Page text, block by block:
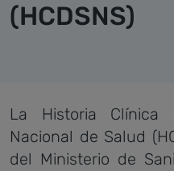
(HCDSNS)
La Historia
Nacional de Salud
del Ministerio de